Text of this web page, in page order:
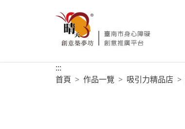
:::
首頁
作品一覽 吸引力精品店